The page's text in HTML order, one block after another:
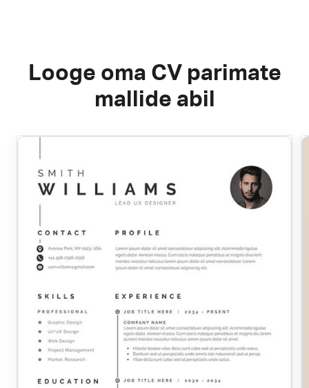
Looge oma CV parimate
mallide abil